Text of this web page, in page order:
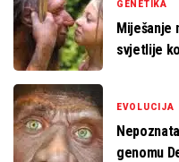
GENETIKA
Miješanje
svjetlije
EVOLUCIJA
genomu